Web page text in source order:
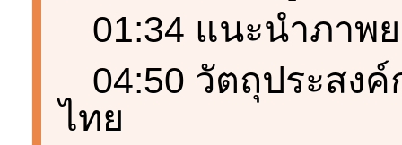
01:34 แนะนำภาพ
04:50 วัตถุประสง
ไทย